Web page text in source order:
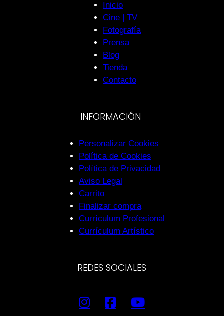
Inicio
Cine | TV
Fotografía
Prensa
Blog
Tienda
Contacto
INFORMACIÓN
Personalizar Cookies
Política de Cookies
Política de Privacidad
Aviso Legal
Carrito
Finalizar compra
Currículum Profesional
Currículum Artístico
REDES SOCIALES